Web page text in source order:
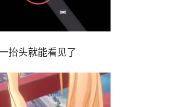
抬头就能看见了